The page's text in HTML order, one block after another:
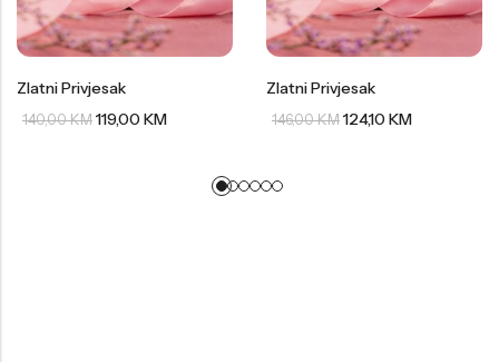
Zlatni Privjesak
140,00KM 119,00 KM
Zlatni Privjesak
146,00KM 124,10 KM